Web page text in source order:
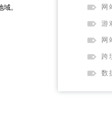
。 网
游
网
跨
数